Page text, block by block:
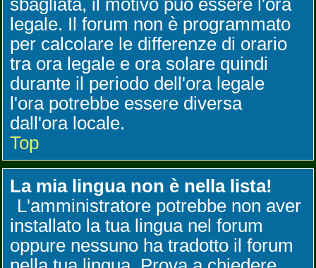
sbagliata, il motivo può essere l'ora
legale. Il forum non è programmato
per calcolare le differenze di orario
tra ora legale e ora solare quindi
durante il periodo dell'ora legale
l'ora potrebbe essere diversa
dall'ora locale.
Top
La mia lingua non è nella lista!
L'amministratore potrebbe non aver
installato la tua lingua nel forum
oppure nessuno ha tradotto il forum